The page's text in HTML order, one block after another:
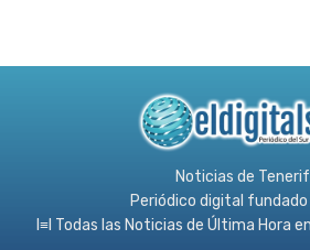
Noticias de
Periódico digital
l≡l Todas las Noticias de Última Hora